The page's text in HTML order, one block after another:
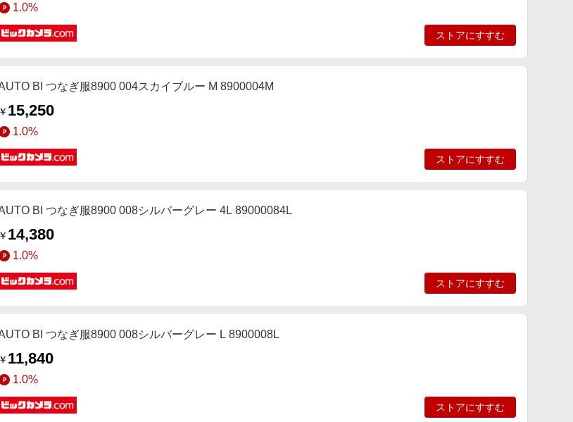
1.0%
ストアにすすむ
BI つなぎ服8900 004スカイブルー M 8900004M
￥ 15,250
1.0%
ストアにすすむ
BI つなぎ服8900 008シルバーグレー 4L 89000084L
￥ 14,380
1.0%
ストアにすすむ
BI つなぎ服8900 008シルバーグレー L 8900008L
￥ 11,840
1.0%
ストアにすすむ